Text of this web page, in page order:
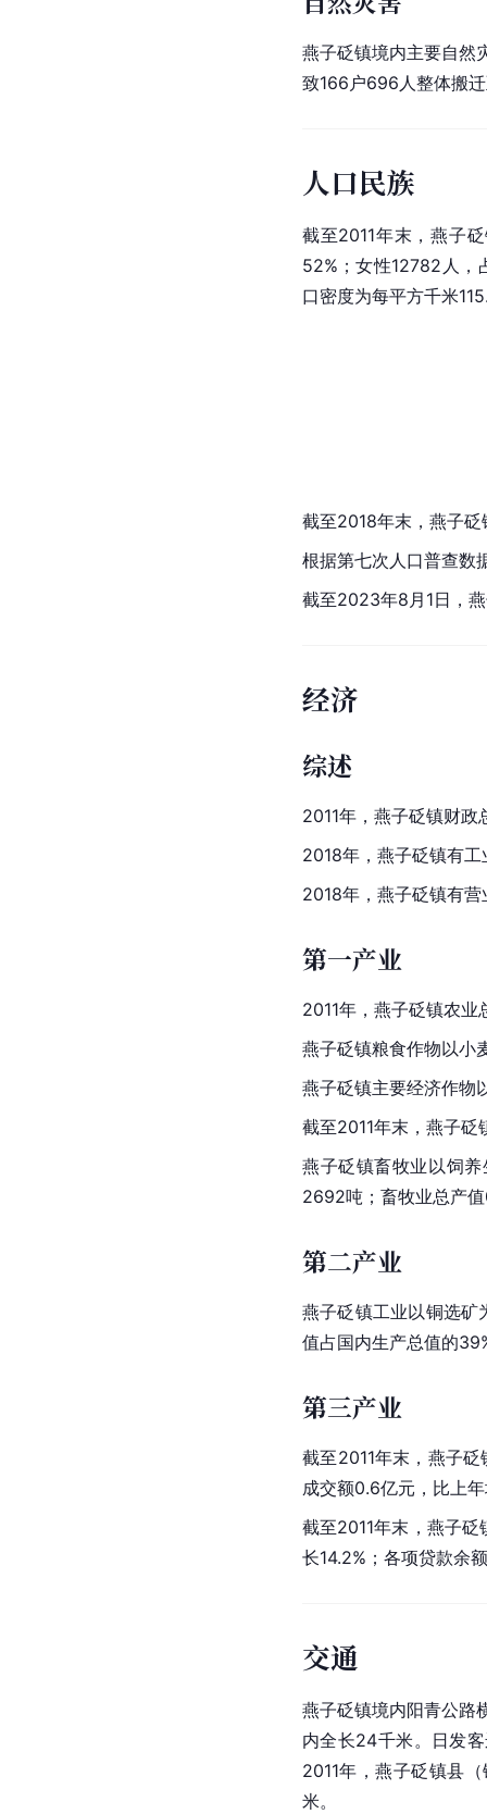
燕子砭镇境内主要自然
致166户696人整体搬
人口民族
截至2011年末，燕子
52%；女性12782人
口密度为每平方千米
截至2018年末，燕子
根据第七次人口普查数
截至2023年8月1日，
经济
综述
2011年，燕子砭镇财
2018年，燕子砭镇有
2018年，燕子砭镇有
第一产业
2011年，燕子砭镇农
燕子砭镇粮食作物以小
燕子砭镇主要经济作物
截至2011年末，燕子
燕子砭镇畜牧业以饲
2692吨；畜牧业总产
第二产业
燕子砭镇工业以铜选矿
值占国内生产总值的
第三产业
截至2011年末，燕子
成交额0.6亿元，比上
截至2011年末，燕子
长14.2%；各项贷款余
交通
燕子砭镇境内阳青公路
内全长24千米。日发
2011年，燕子砭镇县
米。